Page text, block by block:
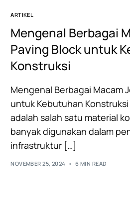
ARTIKEL
Mengenal Berbagai
Paving Block untuk
Konstruksi
Mengenal Berbagai Macam
untuk Kebutuhan
adalah salah satu material
banyak digunakan dalam
infrastruktur […]
NOVEMBER 25, 2024 6 MIN READ